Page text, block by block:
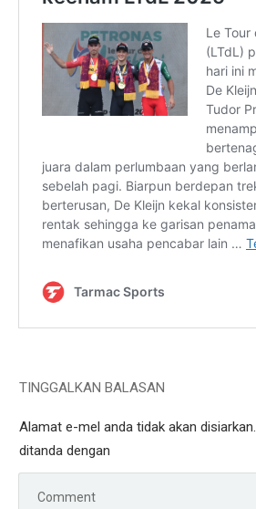
TINGGALKAN BALASAN
Alamat e-mel anda tidak akan disiarkan.
ditanda dengan